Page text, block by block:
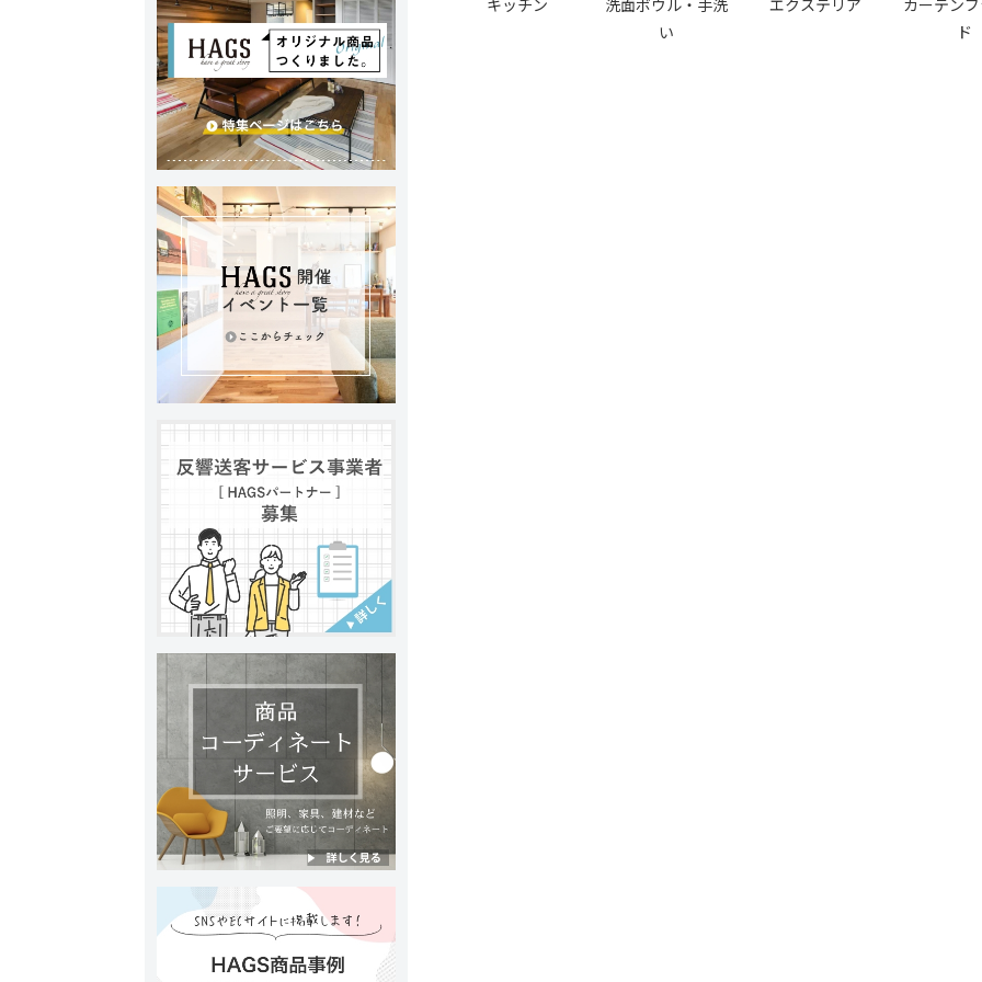
キッチン
洗面ボウル・手洗
い
エクステリア
カーテン
ド